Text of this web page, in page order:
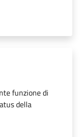
funzione di
della